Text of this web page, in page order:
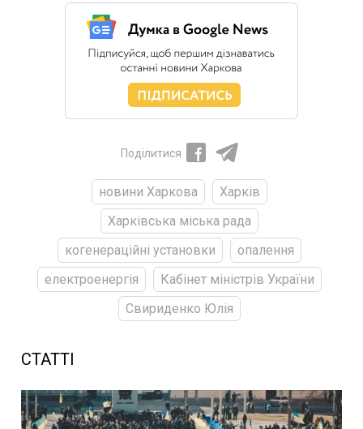
Поділитися
новини Харкова
Харків
Харківська міська рада
когенераційні установки
опалення
електроенергія
Кабінет міністрів України
Свириденко Юлія
СТАТТІ